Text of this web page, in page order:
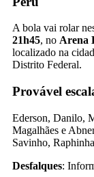
A bola vai rolar
21h45, no Arena
localizado na
Distrito Federal.
Provável
Ederson, Danilo,
Magalhães e
Savinho,
Desfalques: